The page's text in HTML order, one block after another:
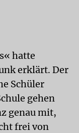
hatte
erklärt. Der
Schüler
gehen
genau mit,
frei von